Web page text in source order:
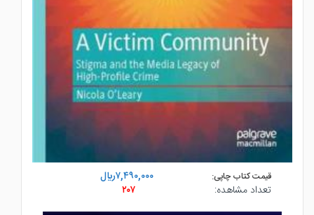
قیمت کتاب چاپی:
۷,۴۹۰,۰۰۰ريال
تعداد مشاهده:
۲۰۷